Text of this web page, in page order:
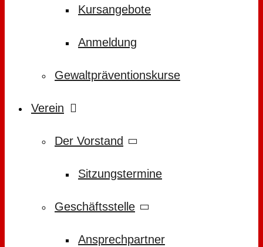
Kursangebote
Anmeldung
Gewaltpräventionskurse
Verein
Der Vorstand
Sitzungstermine
Geschäftsstelle
Ansprechpartner